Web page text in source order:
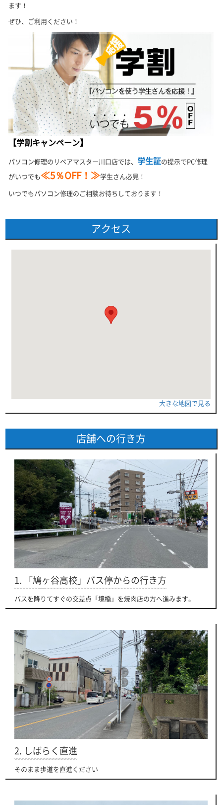
ます！
ぜひ、ご利用ください！
【学割キャンペーン】
パソコン修理のリペアマスター川口店では、 学生証の提示でPC修理
がいつでも≪5％OFF！≫学生さん必見！
いつでもパソコン修理のご相談お待ちしております！
アクセス
大きな地図で見る
店舗への行き方
1. 「鳩ヶ谷高校」バス停からの行き方
バスを降りてすぐの交差点「境橋」を焼肉店の方へ進みます。
2. しばらく直進
そのまま歩道を直進ください